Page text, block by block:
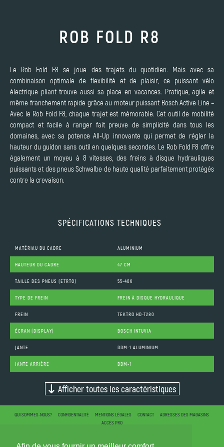
ROB FOLD R8
Le Rob Fold F8 se joue des trajets du quotidien. Mais avec sa
combinaison optimale de flexibilité et de plaisir, ce puissant vélo
électrique pliant trouve aussi sa place en vacances. Pratique, agile et
même franchement rapide grâce au moteur puissant Bosch Active Line –
Avec le Rob Fold F8, chaque trajet est mémorable. Cet outil de mobilité
compact et facile à ranger fait preuve de simplicité dans tous les
domaines, avec sa potence All-Up innovante qui permet de régler la
hauteur du guidon sans outil en quelques secondes. Le Rob Fold F8 offre
également un moyeu à 8 vitesses, des freins à disque hydrauliques
puissants et des pneus Schwalbe de haute qualité parfaitement protégés
contre la crevaison.
SPÉCIFICATIONS TECHNIQUES
MATÉRIAU DU CADRE ALUMINIUM
HAUTEUR DU CADRE 47 CM
TAILLE DES PNEUS (ETRTO) 55-406
TYPE DE FREIN FREIN À DISQUE HYDRAULIQUE
FREIN TEKTRO HD-T280
ÉCRAN (DISPLAY) BOSCH INTUVIA
JANTE DDM-1 ALUMINIUM
JANTE ARRIÈRE DDM-1
Afficher toutes les caractéristiques
QUI SOMMES-NOUS? CONFIDENTIALITÉ MENTIONS LÉGALES CONTACT
ADRESSES DES MAGASINS
ACCÈS PRO